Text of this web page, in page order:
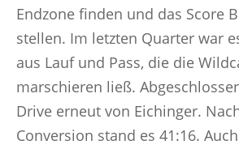
Endzone finden und das Score
stellen. Im letzten Quarter war
aus Lauf und Pass, die die
marschieren ließ.
Drive erneut von Eichinger.
Conversion stand es 41:16.